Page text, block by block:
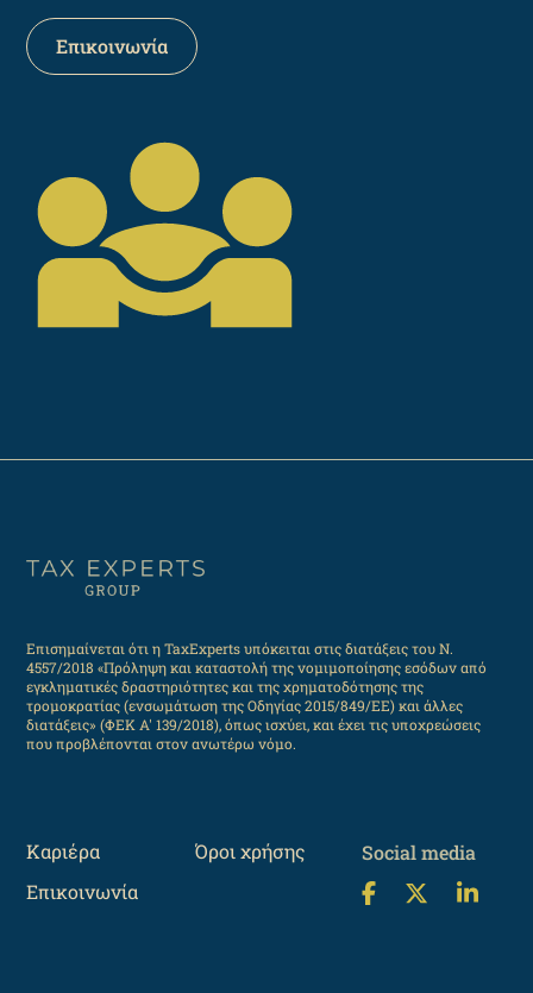
Επικοινωνία
Επισημαίνεται ότι η TaxExperts υπόκειται στις διατάξεις του Ν.
4557/2018 «Πρόληψη και καταστολή της νομιμοποίησης εσόδων από
εγκληματικές δραστηριότητες και της χρηματοδότησης της
τρομοκρατίας (ενσωμάτωση της Οδηγίας 2015/849/ΕΕ) και άλλες
διατάξεις» (ΦΕΚ Α' 139/2018), όπως ισχύει, και έχει τις υποχρεώσεις
που προβλέπονται στον ανωτέρω νόμο.
Καριέρα
Επικοινωνία
Όροι χρήσης Social media